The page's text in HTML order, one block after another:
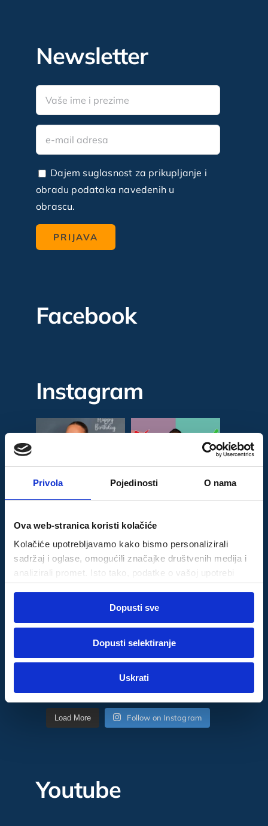
Privola Pojedinosti O nama
Ova web-stranica koristi kolačiće
Kolačiće upotrebljavamo kako bismo personalizirali
sadržaj i oglase, omogućili značajke društvenih medija i
analizirali promet. Isto tako, podatke o vašoj upotrebi
drugim podacima koje ste im pružili ili koje su prikupili
dok ste upotrebljavali njihove usluge.
Marketinški
Dopusti sve
Dopusti selektiranje
Uskrati
Newsletter
Dajem suglasnost za prikupljanje i
obradu podataka navedenih u
obrascu.
Facebook
Instagram
Load More Follow on Instagram
Youtube